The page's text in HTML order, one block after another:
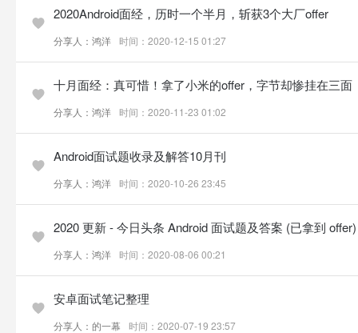
2020Android面经，历时一个半月，斩获3个大厂offer
分享人：鸿洋 时间：2020-12-15 01:27
十月面经：真可惜！拿了小米的offer，字节却惨挂在三面
分享人：鸿洋 时间：2020-11-23 01:02
Android面试题收录及解答10月刊
分享人：鸿洋 时间：2020-10-26 23:45
2020 更新 - 今日头条 Android 面试题及答案 (已拿到 offer)
分享人：鸿洋 时间：2020-08-06 00:21
安卓面试笔记整理
分享人：的一幕 时间：2020-07-19 23:57